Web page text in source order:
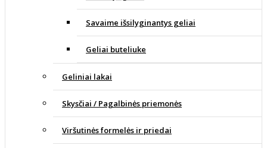
Savaime išsilyginantys geliai
Geliai buteliuke
Geliniai lakai
Skysčiai / Pagalbinės priemonės
Viršutinės formelės ir priedai